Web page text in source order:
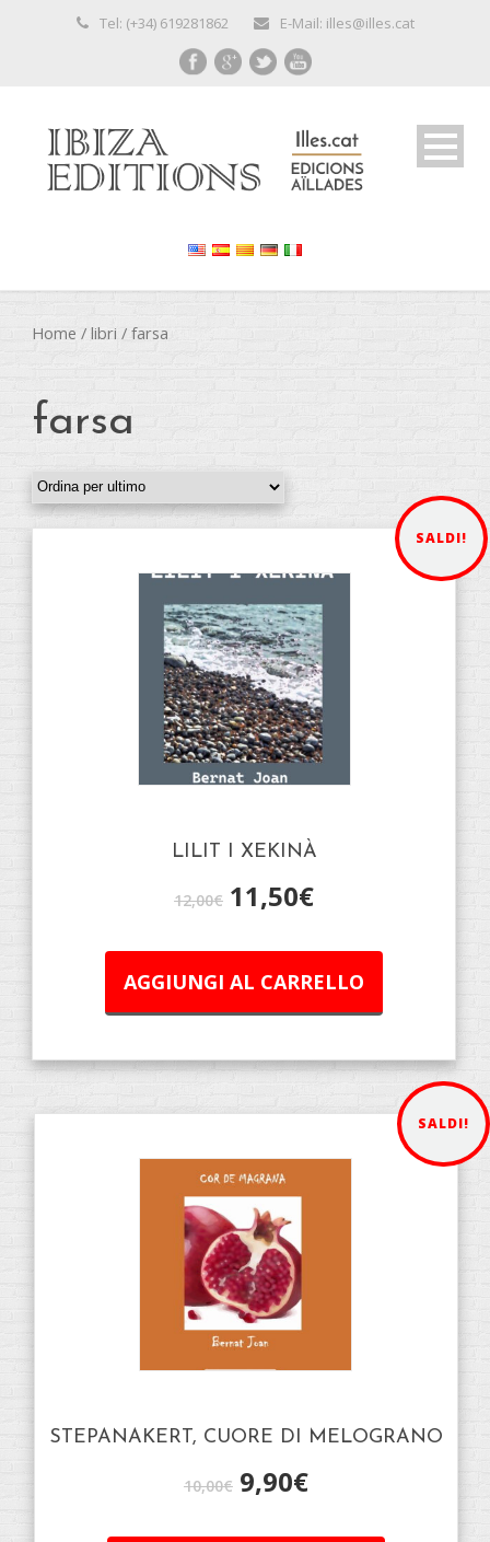
Tel: (+34) 619281862 E-Mail: illes@illes.cat
Home / libri / farsa
farsa
SALDI!
LILIT I XEKINÀ
12,00€ 11,50€
AGGIUNGI AL CARRELLO
SALDI!
STEPANAKERT, CUORE DI MELOGRANO
10,00€ 9,90€